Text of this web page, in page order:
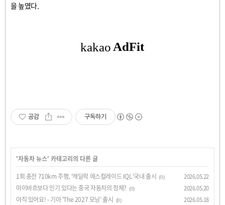
을높였다.
공감 구독하기
'자동차 뉴스' 카테고리의 다른 글
1회 충전 710km 주행, '캐딜락 에스컬레이드 IQL'국내 출시
(0) 2026.05.22
마이바흐보다 인기 있다는 중국 자동차의 정체? (0) 2026.05.20
아직 있어요! - 기아 'The 2027 모닝' 출시 (0) 2026.05.18